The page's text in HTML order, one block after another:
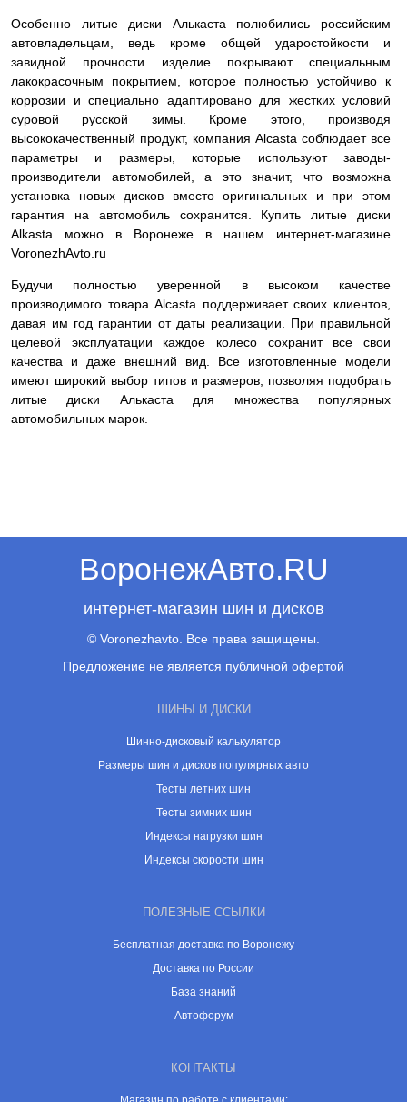
Особенно литые диски Алькаста полюбились российским
автовладельцам, ведь кроме общей ударостойкости и
завидной прочности изделие покрывают специальным
лакокрасочным покрытием, которое полностью устойчиво к
коррозии и специально адаптировано для жестких условий
суровой русской зимы. Кроме этого, производя
высококачественный продукт, компания Alcasta соблюдает все
параметры и размеры, которые используют заводы-
производители автомобилей, а это значит, что возможна
установка новых дисков вместо оригинальных и при этом
гарантия на автомобиль сохранится. Купить литые диски
Alkasta можно в Воронеже в нашем интернет-магазине
VoronezhAvto.ru
Будучи полностью уверенной в высоком качестве
производимого товара Alcasta поддерживает своих клиентов,
давая им год гарантии от даты реализации. При правильной
целевой эксплуатации каждое колесо сохранит все свои
качества и даже внешний вид. Все изготовленные модели
имеют широкий выбор типов и размеров, позволяя подобрать
литые диски Алькаста для множества популярных
автомобильных марок.
ВоронежАвто.RU
интернет-магазин шин и дисков
© Voronezhavto. Все права защищены.
Предложение не является публичной офертой
ШИНЫ И ДИСКИ
Шинно-дисковый калькулятор
Размеры шин и дисков популярных авто
Тесты летних шин
Тесты зимних шин
Индексы нагрузки шин
Индексы скорости шин
ПОЛЕЗНЫЕ ССЫЛКИ
Бесплатная доставка по Воронежу
Доставка по России
База знаний
Автофорум
КОНТАКТЫ